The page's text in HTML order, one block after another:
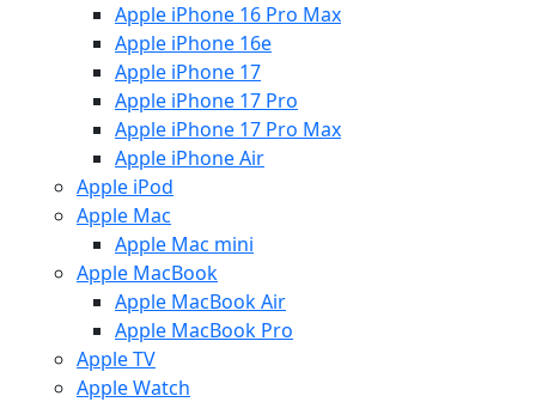
Apple iPhone 16 Pro Max
Apple iPhone 16e
Apple iPhone 17
Apple iPhone 17 Pro
Apple iPhone 17 Pro Max
Apple iPhone Air
Apple iPod
Apple Mac
Apple Mac mini
Apple MacBook
Apple MacBook Air
Apple MacBook Pro
Apple TV
Apple Watch